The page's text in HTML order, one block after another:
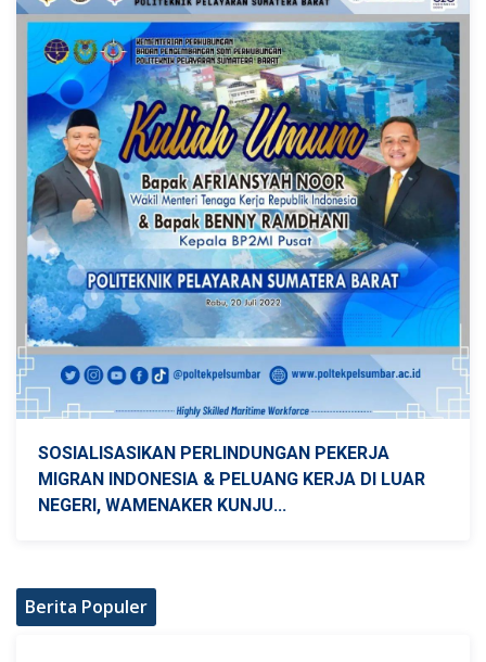
SOSIALISASIKAN PERLINDUNGAN PEKERJA
MIGRAN INDONESIA & PELUANG KERJA DI LUAR
NEGERI, WAMENAKER KUNJU...
Berita Populer